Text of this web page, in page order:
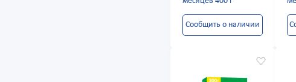
Сообщить о наличии